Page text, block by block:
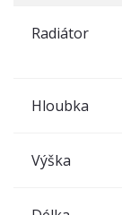
Radiátor
Hloubka
Výška